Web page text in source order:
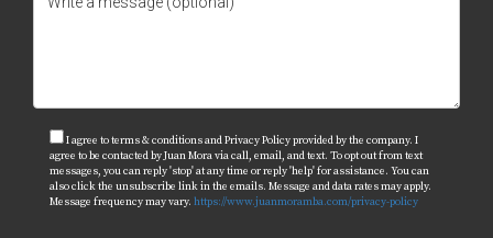
I agree to terms & conditions and Privacy Policy provided by the company. I
agree to be contacted by Juan Mora via call, email, and text. To opt out from text
messages, you can reply 'stop' at any time or reply 'help' for assistance. You can
also click the unsubscribe link in the emails. Message and data rates may apply.
Message frequency may vary. https://www.juanmoramba.com/privacy-policy